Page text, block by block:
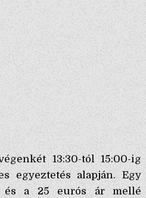
13:30-tól 15:00-ig
egyeztetés alapján. Egy
és a 25 eurós ár mellé